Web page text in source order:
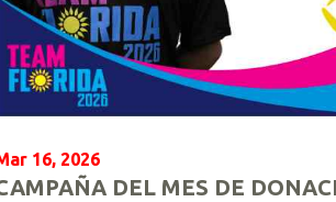
16, 2026
DEL MES DE